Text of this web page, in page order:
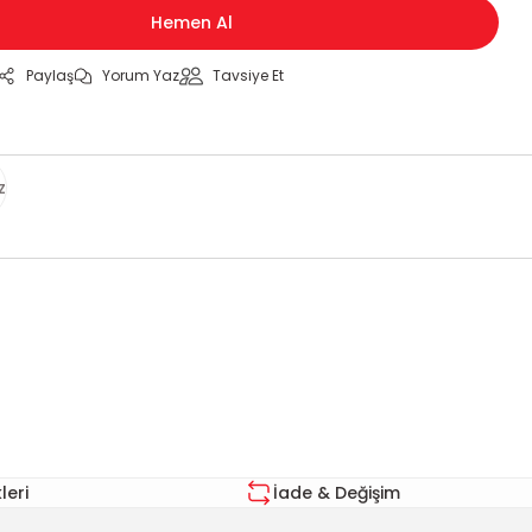
Hemen Al
Paylaş Yorum Yaz Tavsiye Et
İade & Değişim